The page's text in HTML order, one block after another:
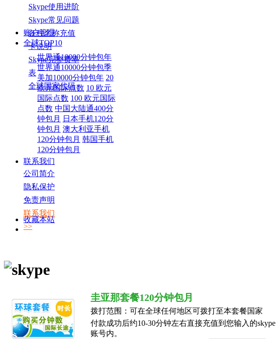
Skype使用进阶
Skype常见问题
各种名称充值
卡说明
Skype完整费率
表
全球国家代码
账户管理
全球TOP10
世界通10000分钟包年
世界通10000分钟包季
美加10000分钟包年 20
欧元国际点数 10 欧元
国际点数 100 欧元国际
点数 中国大陆通400分
钟包月
日本手机120分
钟包月 澳大利亚手机
120分钟包月 韩国手机
120分钟包月
联系我们
公司简介
隐私保护
免责声明
联系我们
>>
收藏本站
圭亚那套餐120分钟包月
拨打范围： 可在全球任何地区可拨打至本套餐国家
付款成功后约10-30分钟左右直接充值到您输入的skype
账号内。